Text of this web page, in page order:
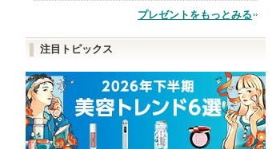
プレゼントをもっとみる
注目トピックス